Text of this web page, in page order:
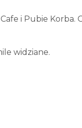
i Pubie Korba.
widziane.